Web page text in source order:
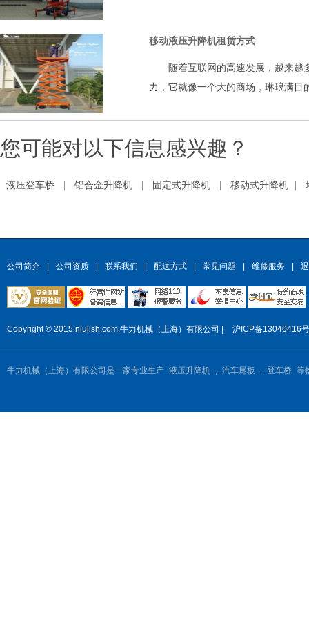
移动液压升降机租赁方式
随着互联网的高速发展，越来越
力，它就像一个大的商场，琳琅满目
您可能对以下信息感兴趣？
液压登车桥 铝合金升降机 固定式升降机 移动式升降机
公司简介 公司资质 联系我们 配送方式 常见问题 维修服务
Copyright © 2015 niulish.com.牛力机械（上海）有限公司 | 沪ICP备13040416
牛力机械（上海）有限公司是一家专业生产 液压升降机 , 汽车尾板 , 登车桥 等